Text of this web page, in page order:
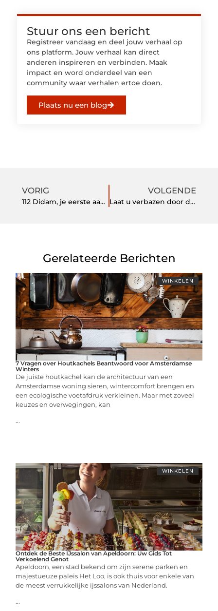
Stuur ons een bericht
Registreer vandaag en deel jouw verhaal op
ons platform. Jouw verhaal kan direct
anderen inspireren en verbinden. Maak
impact en word onderdeel van een
community waar verhalen ertoe doen.
Plaats nu een blog
VORIG
112 Didam, je eerste aanspreekpunt tijdens een noodsituatie
VOLGENDE
Laat u verbazen door deze camping aan de rivier bij Nimes
Gerelateerde Berichten
WINKELEN
7 Vragen over Houtkachels Beantwoord voor Amsterdamse
Winters
De juiste houtkachel kan de architectuur van een
Amsterdamse woning sieren, wintercomfort brengen en
een ecologische voetafdruk verkleinen. Maar met zoveel
keuzes en overwegingen, kan
...
WINKELEN
Ontdek de Beste IJssalon van Apeldoorn: Uw Gids Tot
Verkoelend Genot
Apeldoorn, een stad bekend om zijn serene parken en
majestueuze paleis Het Loo, is ook thuis voor enkele van
de meest verrukkelijke ijssalons van Nederland.
...